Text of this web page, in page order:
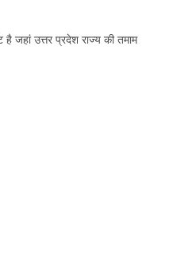
जहां उत्तर प्रदेश राज्य की तमाम